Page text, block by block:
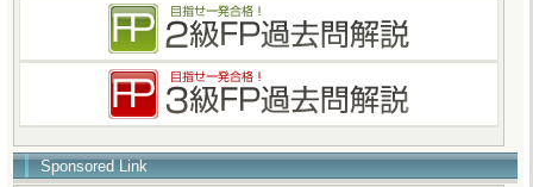
Sponsored Link